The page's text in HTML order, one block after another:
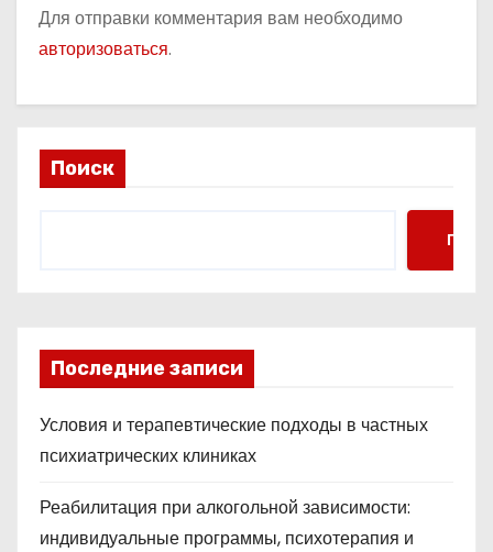
Для отправки комментария вам необходимо
авторизоваться.
Поиск
Поиск
Последние записи
Условия и терапевтические подходы в частных
психиатрических клиниках
Реабилитация при алкогольной зависимости:
индивидуальные программы, психотерапия и